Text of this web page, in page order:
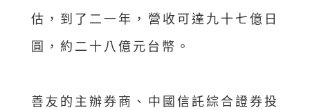
估，到了二一年，營收可達九十七億日
圓，約二十八億元台幣。
善友的主辦券商、中國信託綜合證券投